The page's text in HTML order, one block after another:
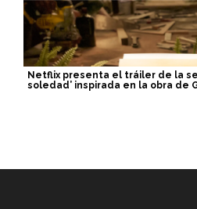
Netflix presenta el tráiler de la
soledad’ inspirada en la obra de